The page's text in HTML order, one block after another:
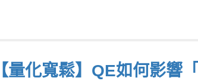
【量化寬鬆】QE如何影響